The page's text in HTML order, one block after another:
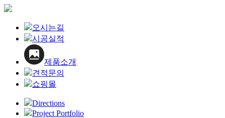
오시는길
시공실적
제품소개
견적문의
쇼핑몰
Directions
Project Portfolio